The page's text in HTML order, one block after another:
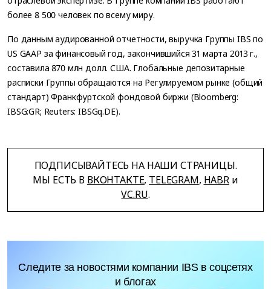
более 8 500 человек по всему миру.
По данным аудированной отчетности, выручка Группы IBS по
US GAAP за финансовый год, закончившийся 31 марта 2013 г.,
составила 870 млн долл. США. Глобальные депозитарные
расписки Группы обращаются на Регулируемом рынке (общий
стандарт) Франкфуртской фондовой биржи (Bloomberg:
IBSG:GR; Reuters: IBSGq.DE).
ПОДПИСЫВАЙТЕСЬ НА НАШИ СТРАНИЦЫ.
МЫ ЕСТЬ В ВКОНТАКТЕ, TELEGRAM, HABRи
VC.RU.
Следите за новостями компании IBS в соцсетях
и блогах